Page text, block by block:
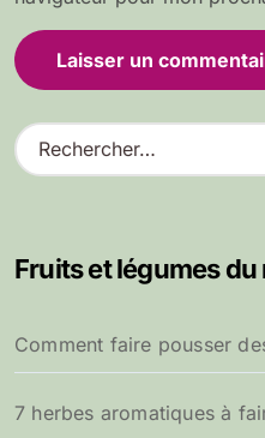
R
e
r
e
r
:
Fruits et légumes
Comment faire pousser
7 herbes aromatiques à